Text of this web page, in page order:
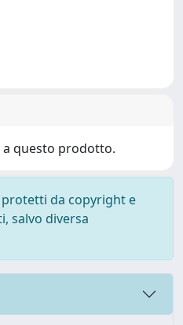
a questo prodotto.
da copyright e
salvo diversa